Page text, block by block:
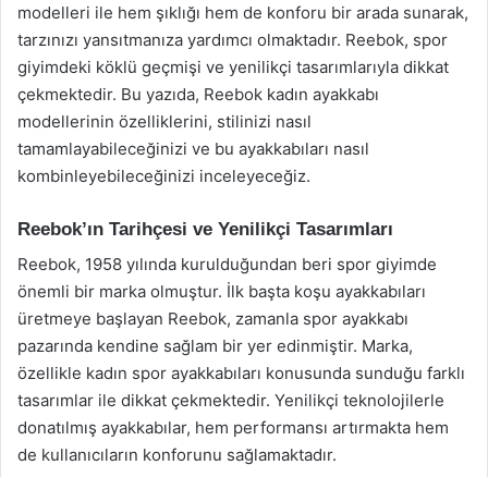
modelleri ile hem şıklığı hem de konforu bir arada sunarak,
tarzınızı yansıtmanıza yardımcı olmaktadır. Reebok, spor
giyimdeki köklü geçmişi ve yenilikçi tasarımlarıyla dikkat
çekmektedir. Bu yazıda, Reebok kadın ayakkabı
modellerinin özelliklerini, stilinizi nasıl
tamamlayabileceğinizi ve bu ayakkabıları nasıl
kombinleyebileceğinizi inceleyeceğiz.
Reebok’ın Tarihçesi ve Yenilikçi Tasarımları
Reebok, 1958 yılında kurulduğundan beri spor giyimde
önemli bir marka olmuştur. İlk başta koşu ayakkabıları
üretmeye başlayan Reebok, zamanla spor ayakkabı
pazarında kendine sağlam bir yer edinmiştir. Marka,
özellikle kadın spor ayakkabıları konusunda sunduğu farklı
tasarımlar ile dikkat çekmektedir. Yenilikçi teknolojilerle
donatılmış ayakkabılar, hem performansı artırmakta hem
de kullanıcıların konforunu sağlamaktadır.